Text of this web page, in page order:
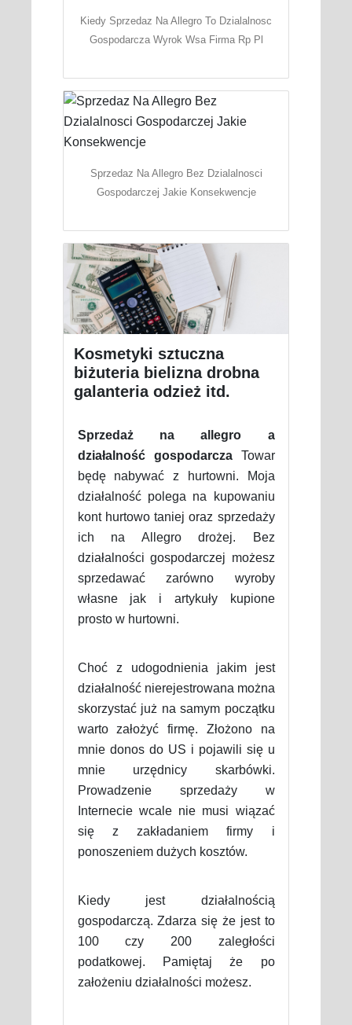
Kiedy Sprzedaz Na Allegro To Dzialalnosc
Gospodarcza Wyrok Wsa Firma Rp Pl
Sprzedaz Na Allegro Bez Dzialalnosci
Gospodarczej Jakie Konsekwencje
Kosmetyki sztuczna
biżuteria bielizna drobna
galanteria odzież itd.
Sprzedaż na allegro a
działalność gospodarczaTowar
będę nabywać z hurtowni. Moja
działalność polega na kupowaniu
kont hurtowo taniej oraz sprzedaży
ich na Allegro drożej. Bez
działalności gospodarczej możesz
sprzedawać zarówno wyroby
własne jak i artykuły kupione
prosto w hurtowni.
Choć z udogodnienia jakim jest
działalność nierejestrowana można
skorzystać już na samym początku
warto założyć firmę. Złożono na
mnie donos do US i pojawili się u
mnie urzędnicy skarbówki.
Prowadzenie sprzedaży w
Internecie wcale nie musi wiązać
się z zakładaniem firmy i
ponoszeniem dużych kosztów.
Kiedy jest działalnością
gospodarczą. Zdarza się że jest to
100 czy 200 zaległości
podatkowej. Pamiętaj że po
założeniu działalności możesz.